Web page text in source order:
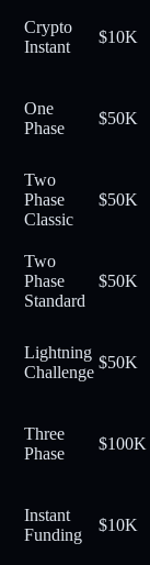
Crypto
Instant
$10K
One
Phase
$50K
Two
Phase
Classic
$50K
Two
Phase
Standard
$50K
Lightning
Challenge
$50K
Three
Phase
$100K
Instant
Funding
$10K